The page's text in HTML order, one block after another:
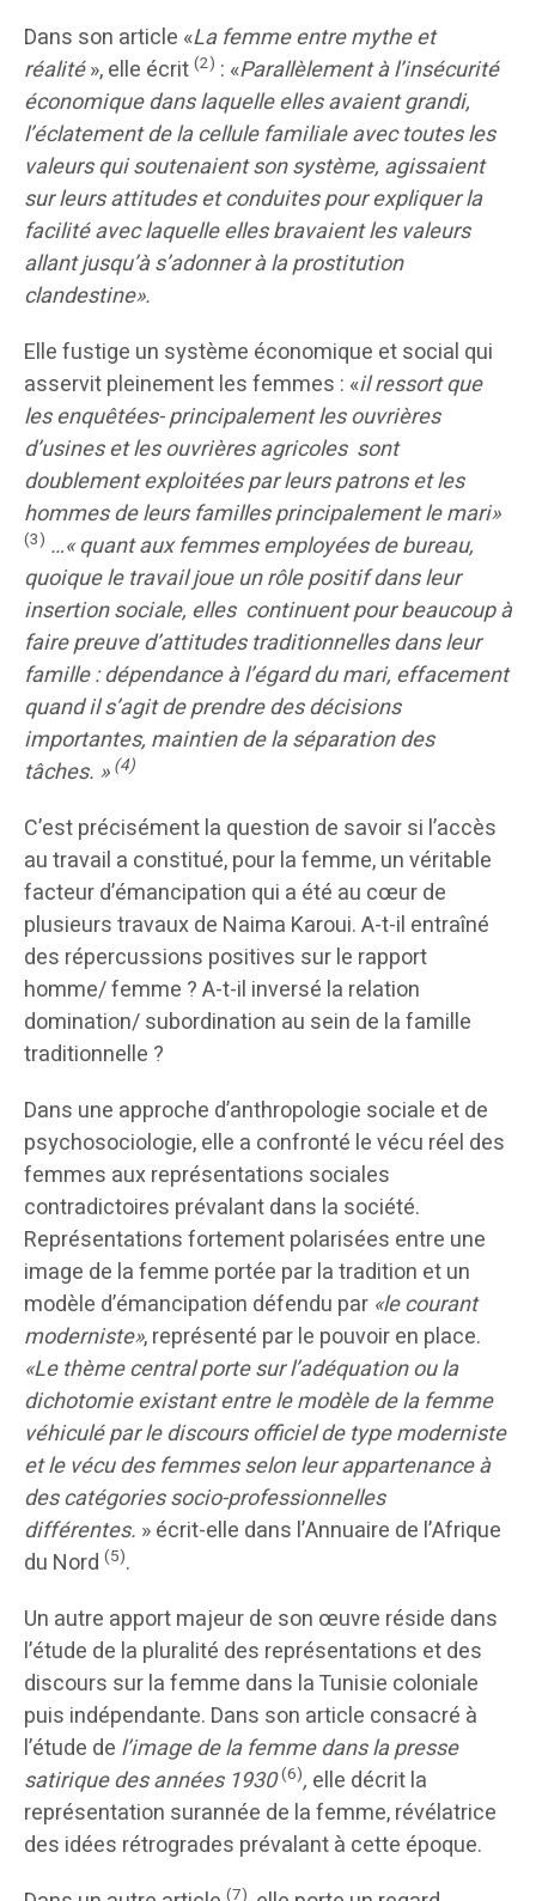
Dans son article «La femme entre mythe et
réalité», elle écrit (2) : «Parallèlement à l’insécurité
économique dans laquelle elles avaient grandi,
l’éclatement de la cellule familiale avec toutes les
valeurs qui soutenaient son système, agissaient
sur leurs attitudes et conduites pour expliquer la
facilité avec laquelle elles bravaient les valeurs
allant jusqu’à s’adonner à la prostitution
clandestine».
Elle fustige un système économique et social qui
asservit pleinement les femmes : «il ressort que
les enquêtées- principalement les ouvrières
d’usines et les ouvrières agricoles sont
doublement exploitées par leurs patrons et les
hommes de leurs familles principalement le mari»
(3) …« quant aux femmes employées de bureau,
quoique le travail joue un rôle positif dans leur
insertion sociale, elles continuent pour beaucoup à
faire preuve d’attitudes traditionnelles dans leur
famille : dépendance à l’égard du mari, effacement
quand il s’agit de prendre des décisions
importantes, maintien de la séparation des
tâches. » (4)
C’est précisément la question de savoir si l’accès
au travail a constitué, pour la femme, un véritable
facteur d’émancipation qui a été au cœur de
plusieurs travaux de Naima Karoui. A-t-il entraîné
des répercussions positives sur le rapport
homme/ femme ? A-t-il inversé la relation
domination/ subordination au sein de la famille
traditionnelle ?
Dans une approche d’anthropologie sociale et de
psychosociologie, elle a confronté le vécu réel des
femmes aux représentations sociales
contradictoires prévalant dans la société.
Représentations fortement polarisées entre une
image de la femme portée par la tradition et un
modèle d’émancipation défendu par «le courant
moderniste», représenté par le pouvoir en place.
«Le thème central porte sur l’adéquation ou la
dichotomie existant entre le modèle de la femme
véhiculé par le discours officiel de type moderniste
et le vécu des femmes selon leur appartenance à
des catégories socio-professionnelles
différentes. » écrit-elle dans l’Annuaire de l’Afrique
du Nord (5).
Un autre apport majeur de son œuvre réside dans
l’étude de la pluralité des représentations et des
discours sur la femme dans la Tunisie coloniale
puis indépendante. Dans son article consacré à
l’étude de l’image de la femme dans la presse
satirique des années 1930(6), elle décrit la
représentation surannée de la femme, révélatrice
des idées rétrogrades prévalant à cette époque.
(7)